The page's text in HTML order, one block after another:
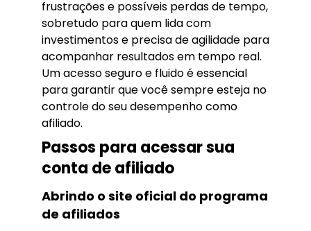
frustrações e possíveis perdas de tempo,
sobretudo para quem lida com
investimentos e precisa de agilidade para
acompanhar resultados em tempo real.
Um acesso seguro e fluido é essencial
para garantir que você sempre esteja no
controle do seu desempenho como
afiliado.
Passos para acessar sua
conta de afiliado
Abrindo o site oficial do programa
de afiliados